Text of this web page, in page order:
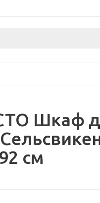
Шкаф
см